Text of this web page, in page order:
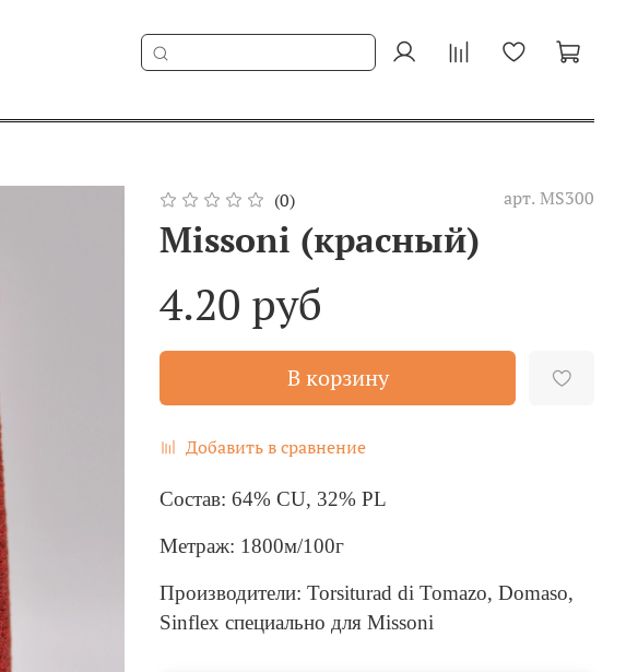
(0)
арт. MS300
Missoni (красный)
4.20 руб
В корзину
Добавить в сравнение
Состав: 64% CU, 32% PL
Метраж: 1800м/100г
Производители: Torsiturad di Tomazo, Domaso,
Sinflex специально для Missoni